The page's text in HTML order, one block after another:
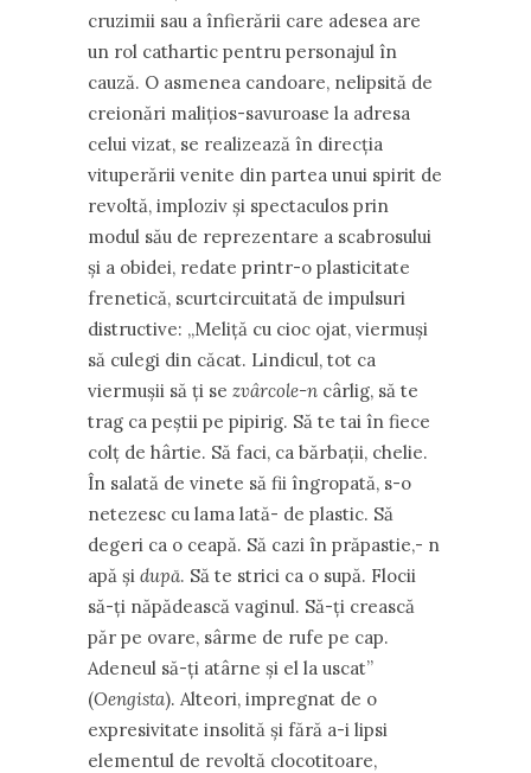
cruzimii sau a înfierării care adesea are
un rol cathartic pentru personajul în
cauză. O asmenea candoare, nelipsită de
creionări malițios-savuroase la adresa
celui vizat, se realizează în direcția
vituperării venite din partea unui spirit de
revoltă, imploziv și spectaculos prin
modul său de reprezentare a scabrosului
și a obidei, redate printr-o plasticitate
frenetică, scurtcircuitată de impulsuri
distructive: „Meliță cu cioc ojat, viermuși
să culegi din căcat. Lindicul, tot ca
viermușii să ți se zvârcole-n cârlig, să te
trag ca peștii pe pipirig. Să te tai în fiece
colț de hârtie. Să faci, ca bărbații, chelie.
În salată de vinete să fii îngropată, s-o
netezesc cu lama lată- de plastic. Să
degeri ca o ceapă. Să cazi în prăpastie,- n
apă și după. Să te strici ca o supă. Flocii
să-ți năpădească vaginul. Să-ți crească
păr pe ovare, sârme de rufe pe cap.
Adeneul să-ți atârne și el la uscat”
(Oengista). Alteori, impregnat de o
expresivitate insolită și fără a-i lipsi
elementul de revoltă clocotitoare,